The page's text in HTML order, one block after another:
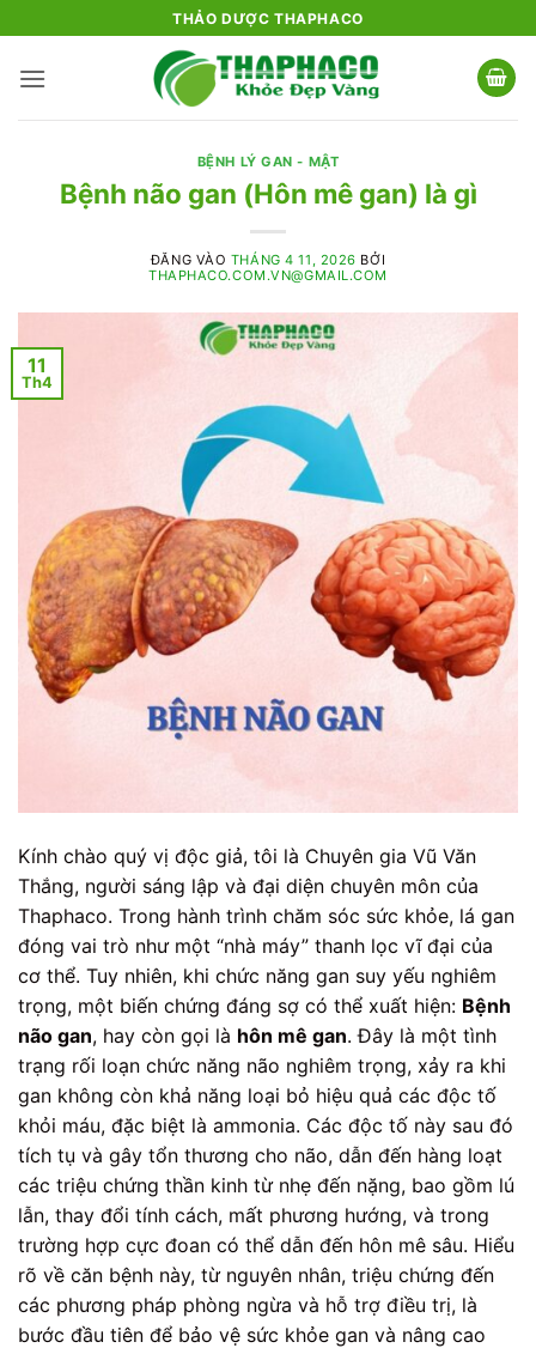
qua
nội
THẢO DƯỢC THAPHACO
BỆNH LÝ GAN - MẬT
Bệnh não gan (Hôn mê gan) là gì
ĐĂNG VÀO THÁNG 4 11, 2026 BỞI
THAPHACO.COM.VN@GMAIL.COM
11
Th4
Kính chào quý vị độc giả, tôi là Chuyên gia Vũ Văn
Thắng, người sáng lập và đại diện chuyên môn của
Thaphaco. Trong hành trình chăm sóc sức khỏe, lá gan
đóng vai trò như một “nhà máy” thanh lọc vĩ đại của
cơ thể. Tuy nhiên, khi chức năng gan suy yếu nghiêm
trọng, một biến chứng đáng sợ có thể xuất hiện: Bệnh
não gan, hay còn gọi là hôn mê gan. Đây là một tình
trạng rối loạn chức năng não nghiêm trọng, xảy ra khi
gan không còn khả năng loại bỏ hiệu quả các độc tố
khỏi máu, đặc biệt là ammonia. Các độc tố này sau đó
tích tụ và gây tổn thương cho não, dẫn đến hàng loạt
các triệu chứng thần kinh từ nhẹ đến nặng, bao gồm lú
lẫn, thay đổi tính cách, mất phương hướng, và trong
trường hợp cực đoan có thể dẫn đến hôn mê sâu. Hiểu
rõ về căn bệnh này, từ nguyên nhân, triệu chứng đến
các phương pháp phòng ngừa và hỗ trợ điều trị, là
bước đầu tiên để bảo vệ sức khỏe gan và nâng cao